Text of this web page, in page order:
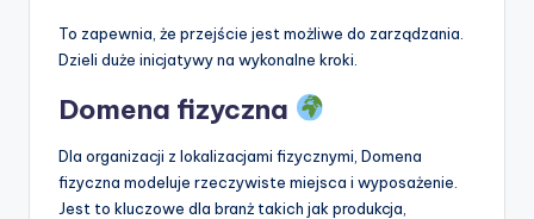
To zapewnia, że przejście jest możliwe do zarządzania.
Dzieli duże inicjatywy na wykonalne kroki.
Domena fizyczna
Dla organizacji z lokalizacjami fizycznymi, Domena
fizyczna modeluje rzeczywiste miejsca i wyposażenie.
Jest to kluczowe dla branż takich jak produkcja,